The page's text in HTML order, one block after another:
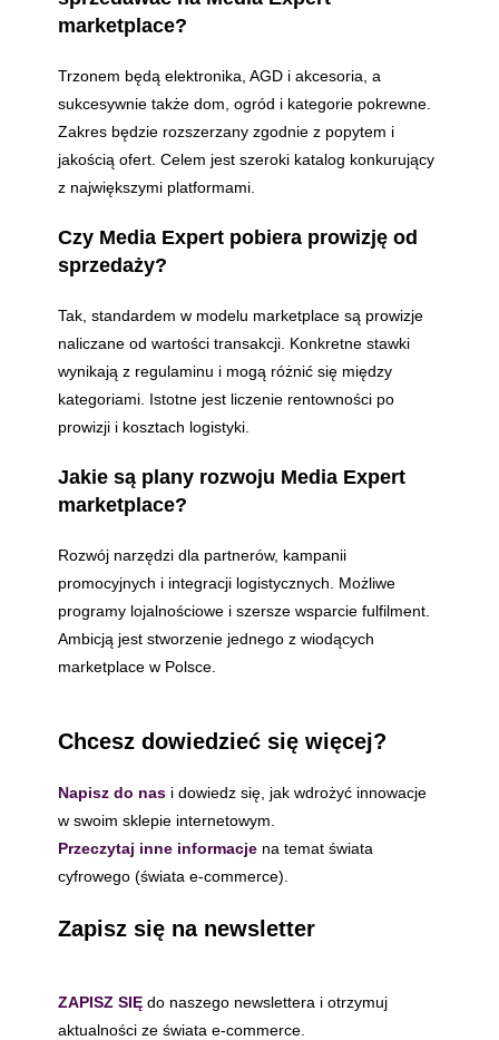
marketplace?
Trzonem będą elektronika, AGD i akcesoria, a
sukcesywnie także dom, ogród i kategorie pokrewne.
Zakres będzie rozszerzany zgodnie z popytem i
jakością ofert. Celem jest szeroki katalog konkurujący
z największymi platformami.
Czy Media Expert pobiera prowizję od
sprzedaży?
Tak, standardem w modelu marketplace są prowizje
naliczane od wartości transakcji. Konkretne stawki
wynikają z regulaminu i mogą różnić się między
kategoriami. Istotne jest liczenie rentowności po
prowizji i kosztach logistyki.
Jakie są plany rozwoju Media Expert
marketplace?
Rozwój narzędzi dla partnerów, kampanii
promocyjnych i integracji logistycznych. Możliwe
programy lojalnościowe i szersze wsparcie fulfilment.
Ambicją jest stworzenie jednego z wiodących
marketplace w Polsce.
Chcesz dowiedzieć się więcej?
Napisz do nas i dowiedz się, jak wdrożyć innowacje
w swoim sklepie internetowym.
Przeczytaj inne informacje na temat świata
cyfrowego (świata e-commerce).
Zapisz się na newsletter
ZAPISZ SIĘ do naszego newslettera i otrzymuj
aktualności ze świata e-commerce.